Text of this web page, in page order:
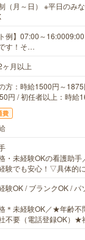
（月～日） ※平日のみ
ト例】07:00～
す！そ…
月以上
方：時給1500円～
円 / 初任者以上：時給
費
・未経験OKの看護助
験でも安心！▽具体的
験OK / ブランクOK /
＊未経験OK／★年齢
不要（電話登録OK）